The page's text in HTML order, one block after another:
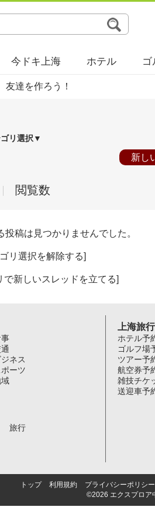
今ドキ上海 ホテル ゴ
友達を作ろう！
リ選択▼
新し
閲覧数
投稿は見つかりませんでした。
リ選択を解除する]
で新しいスレッドを立てる]
ジネス
ポーツ
旅行
上海旅行
ホテル予
ゴルフ場
ツアー予
航空券予
雑技チケ
送迎車予
トップ 利用規約 プライバシーポリシー
©2026 エクスプロア